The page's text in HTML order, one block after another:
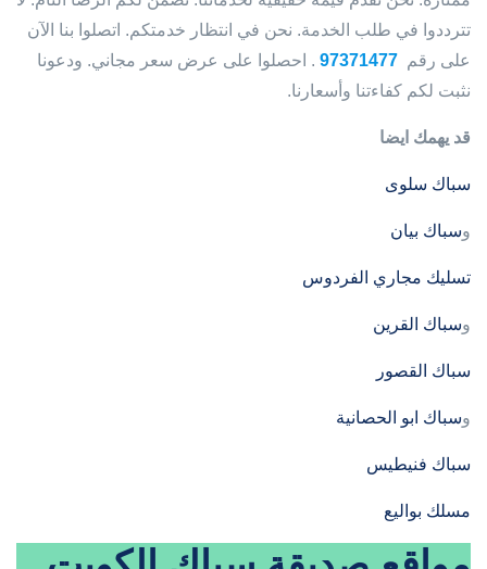
تترددوا في طلب الخدمة. نحن في انتظار خدمتكم. اتصلوا بنا الآن
على رقم 97371477 . احصلوا على عرض سعر مجاني. ودعونا
نثبت لكم كفاءتنا وأسعارنا.
قد يهمك ايضا
سباك سلوى
وسباك بيان
تسليك مجاري الفردوس
وسباك القرين
سباك القصور
وسباك ابو الحصانية
سباك فنيطيس
مسلك بواليع